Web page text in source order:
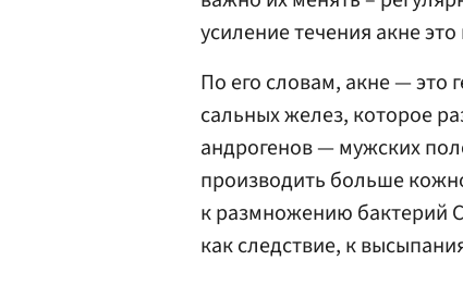
усиление течения акне
По его словам, акне — это
сальных желез, которое
андрогенов — мужских
производить больше
к размножению бактерий
как следствие, к